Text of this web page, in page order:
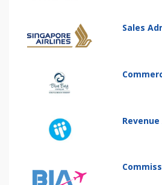
Sales